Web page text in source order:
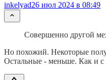
inkelyad26 июл 2024 в 08:49
Совершенно другой
Но похожий. Некоторые
Остальные - меньше. Как и